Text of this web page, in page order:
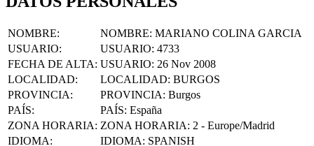
USUARIO
USUARIO: 4733
FECHA DE ALTA
USUARIO: 26 Nov 2008
LOCALIDAD: LOCALIDAD: BURGOS
PROVINCIA: PROVINCIA: Burgos
PAÍS: PAÍS: España
ZONA HORARIA
ZONA HORARIA:
IDIOMA: IDIOMA: SPANISH
OCUPACIÓN
OCUPACIÓN: